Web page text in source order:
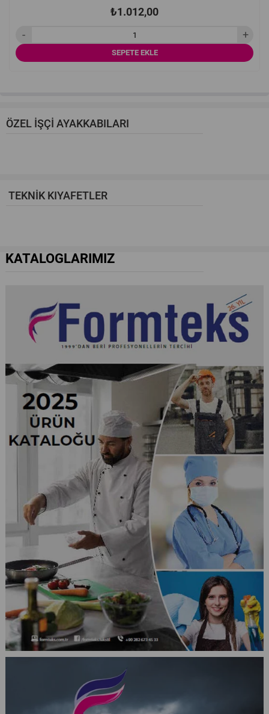
₺1.012,00
SEPETE EKLE
ÖZEL İŞÇİ AYAKKABILARI
TEKNİK KIYAFETLER
KATALOGLARIMIZ